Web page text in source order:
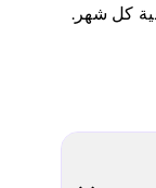
كل شهر.